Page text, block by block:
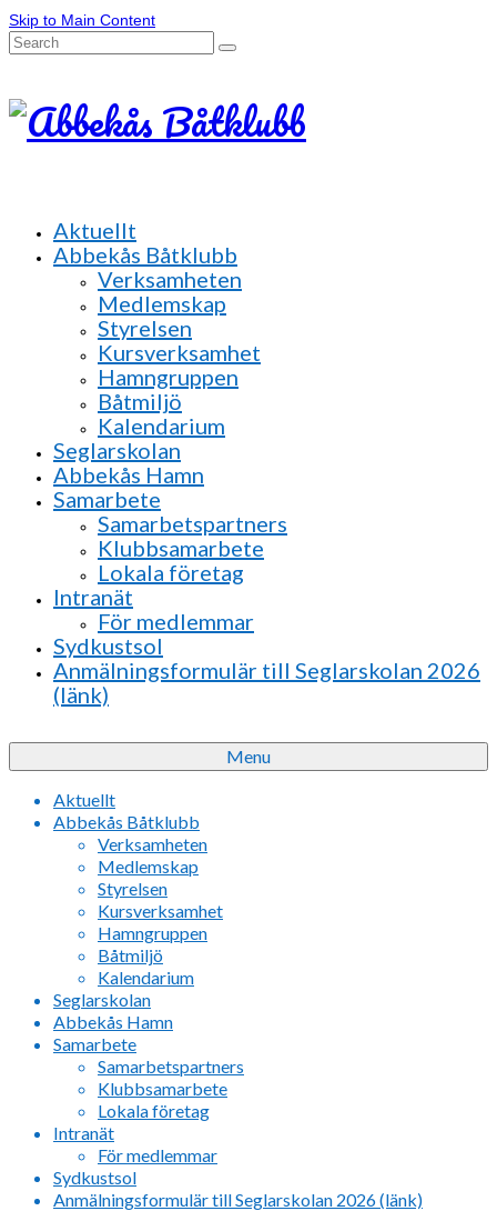
Skip to Main Content
Search
Aktuellt
Abbekås Båtklubb
Verksamheten
Medlemskap
Styrelsen
Kursverksamhet
Hamngruppen
Båtmiljö
Kalendarium
Seglarskolan
Abbekås Hamn
Samarbete
Samarbetspartners
Klubbsamarbete
Lokala företag
Intranät
För medlemmar
Sydkustsol
Anmälningsformulär till Seglarskolan 2026
(länk)
Menu
Aktuellt
Abbekås Båtklubb
Verksamheten
Medlemskap
Styrelsen
Kursverksamhet
Hamngruppen
Båtmiljö
Kalendarium
Seglarskolan
Abbekås Hamn
Samarbete
Samarbetspartners
Klubbsamarbete
Lokala företag
Intranät
För medlemmar
Sydkustsol
Anmälningsformulär till Seglarskolan 2026 (länk)